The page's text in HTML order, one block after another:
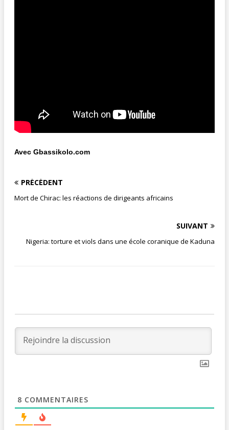
Avec Gbassikolo.com
PRÉCÉDENT
Mort de Chirac: les réactions de dirigeants africains
SUIVANT
Nigeria: torture et viols dans une école coranique de Kaduna
8 COMMENTAIRES